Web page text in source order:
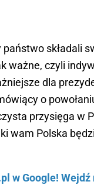
państwo składali
ważne, czyli
dla
o
przysięga w
wam Polska
w Google!